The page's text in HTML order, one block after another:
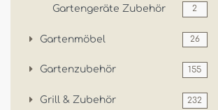
Gartengeräte Zubehör 2
Gartenmöbel 26
Gartenzubehör 155
Grill & Zubehör 232